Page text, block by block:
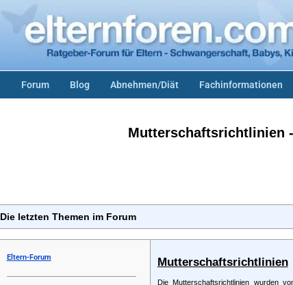
Forum Blog Abnehmen/Diät Fachinformationen
Mutterschaftsrichtlinien
Die letzten Themen im Forum
Eltern-Forum Mutterschaftsrichtlinien
Die Mutterschaftsrichtlinien wurden